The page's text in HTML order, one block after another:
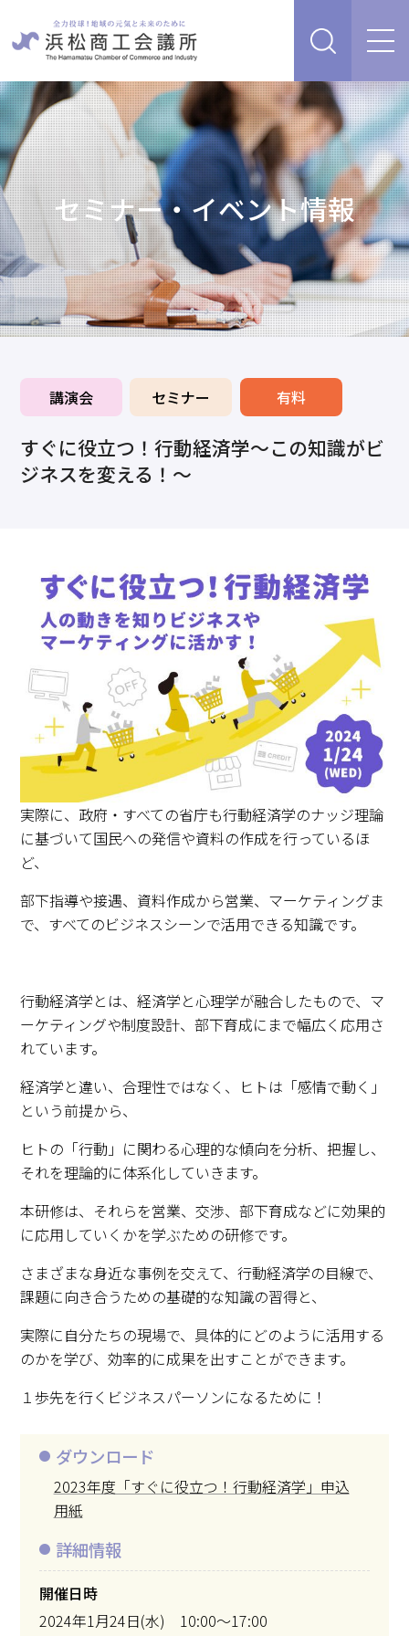
販路を開拓したい、新商品・サービス・技術を開発し
たい
人脈・ネットワークを広げたい
経営について相談したい（経営安定、専門家相談な
ど）
創業、事業承継について相談したい
資金を調達したい
補助金を活用したい
情報収集したい、自社PRをしたい
求職・採用・人材育成をしたい、セミナーで学びたい
原産地証明など証明を取得したい
その他経営相談
経営支援・サービス
検定試験
セミナー・イベント情報
浜松商工会議所について
入会案内 申請書類
採用情報 相談予約 お問合せ
セミナー・イベント情報
講演会 セミナー 有料
すぐに役立つ！行動経済学～この知識がビ
ジネスを変える！～
実際に、政府・すべての省庁も行動経済学のナッジ理論
に基づいて国民への発信や資料の作成を行っているほ
ど、
部下指導や接遇、資料作成から営業、マーケティングま
で、すべてのビジネスシーンで活用できる知識です。
行動経済学とは、経済学と心理学が融合したもので、マ
ーケティングや制度設計、部下育成にまで幅広く応用さ
れています。
経済学と違い、合理性ではなく、ヒトは「感情で動く」
という前提から、
ヒトの「行動」に関わる心理的な傾向を分析、把握し、
それを理論的に体系化していきます。
本研修は、それらを営業、交渉、部下育成などに効果的
に応用していくかを学ぶための研修です。
さまざまな身近な事例を交えて、行動経済学の目線で、
課題に向き合うための基礎的な知識の習得と、
実際に自分たちの現場で、具体的にどのように活用する
のかを学び、効率的に成果を出すことができます。
１歩先を行くビジネスパーソンになるために！
ダウンロード
2023年度「すぐに役立つ！行動経済学」申込
用紙
詳細情報
開催日時
2024年1月24日(水) 10:00～17:00